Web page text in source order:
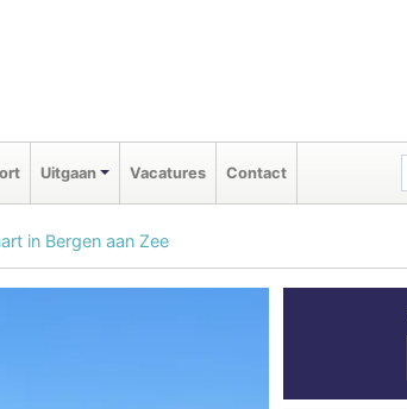
Uitgaan Vacatures Contact
in Bergen aan Zee